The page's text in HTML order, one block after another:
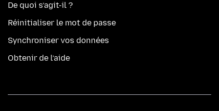
De quoi s’agit-il ?
Réinitialiser le mot de passe
Synchroniser vos données
Obtenir de l’aide